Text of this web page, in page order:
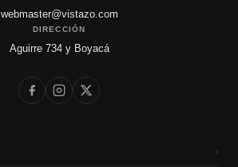
webmaster@vistazo.com
DIRECCIÓN
Aguirre 734 y Boyacá
›